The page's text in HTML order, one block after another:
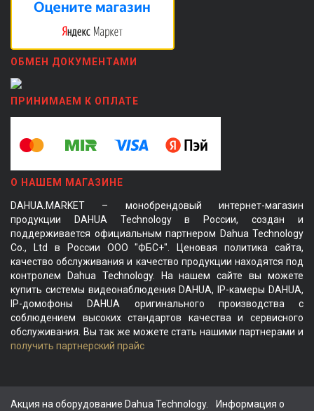
ОБМЕН ДОКУМЕНТАМИ
ПРИНИМАЕМ К ОПЛАТЕ
О НАШЕМ МАГАЗИНЕ
DAHUA.MARKET – монобрендовый интернет-магазин
продукции DAHUA Technology в России, создан и
поддерживается официальным партнером Dahua Technology
Co., Ltd в России ООО "ФБС+". Ценовая политика сайта,
качество обслуживания и качество продукции находятся под
контролем Dahua Technology. На нашем сайте вы можете
купить системы видеонаблюдения DAHUA, IP-камеры DAHUA,
IP-домофоны DAHUA оригинального производства с
соблюдением высоких стандартов качества и сервисного
обслуживания. Вы так же можете стать нашими партнерами и
получить партнерский прайс
Акция на оборудование Dahua Technology. Информация о